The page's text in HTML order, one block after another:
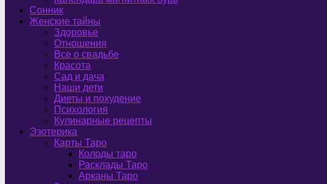
Сонник
Женские тайны
Здоровье
Отношения
Все о свадьбе
Красота
Сад и дача
Наши дети
Диеты и похудение
Психология
Кулинарные рецепты
Эзотерика
Карты Таро
Колоды таро
Расклады Таро
Арканы Таро